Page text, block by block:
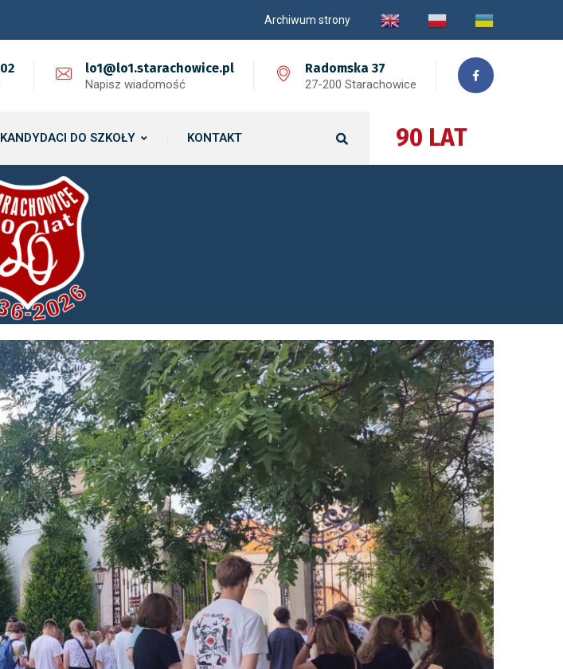
Archiwum strony
lo1@lo1.starachowice.pl
Napisz wiadomość
Radomska 37
27-200 Starachowice
90 LAT
KANDYDACI DO SZKOŁY KONTAKT